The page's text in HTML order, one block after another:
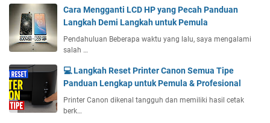
Cara Mengganti LCD HP yang Pecah Panduan
Langkah Demi Langkah untuk Pemula
Pendahuluan Beberapa waktu yang lalu, saya mengalami
salah …
💻 Langkah Reset Printer Canon Semua Tipe
Panduan Lengkap untuk Pemula & Profesional
Printer Canon dikenal tangguh dan memiliki hasil cetak
berk…